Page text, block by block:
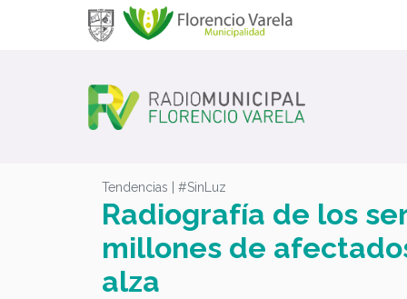
Tendencias | #SinLuz
Radiografía de los
millones de
alza